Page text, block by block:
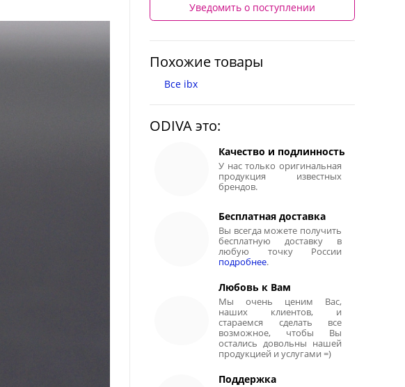
Уведомить о поступлении
Похожие товары
Все ibx
ODIVA это:
Качество и подлинность
У нас только оригинальная
продукция известных
брендов.
Бесплатная доставка
Вы всегда можете получить
бесплатную доставку в
любую точку России
подробнее.
Любовь к Вам
Мы очень ценим Вас,
наших клиентов, и
стараемся сделать все
возможное, чтобы Вы
остались довольны нашей
продукцией и услугами =)
Поддержка